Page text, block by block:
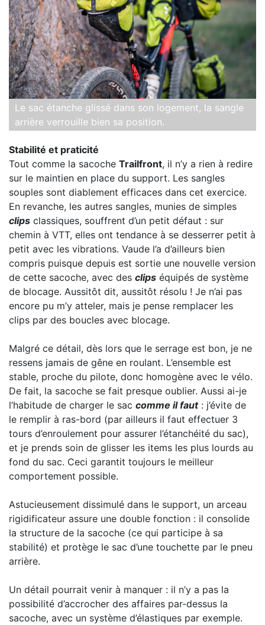
Le sac étanche glissé dans son logement, la sangle
arrière verrouille bien sa position.
Stabilité et praticité
Tout comme la sacoche Trailfront, il n’y a rien à redire
sur le maintien en place du support. Les sangles
souples sont diablement efficaces dans cet exercice.
En revanche, les autres sangles, munies de simples
clips classiques, souffrent d’un petit défaut : sur
chemin à VTT, elles ont tendance à se desserrer petit à
petit avec les vibrations. Vaude l’a d’ailleurs bien
compris puisque depuis est sortie une nouvelle version
de cette sacoche, avec des clips équipés de système
de blocage. Aussitôt dit, aussitôt résolu ! Je n’ai pas
encore pu m’y atteler, mais je pense remplacer les
clips par des boucles avec blocage.
Malgré ce détail, dès lors que le serrage est bon, je ne
ressens jamais de gêne en roulant. L’ensemble est
stable, proche du pilote, donc homogène avec le vélo.
De fait, la sacoche se fait presque oublier. Aussi ai-je
l’habitude de charger le sac comme il faut: j’évite de
le remplir à ras-bord (par ailleurs il faut effectuer 3
tours d’enroulement pour assurer l’étanchéité du sac),
et je prends soin de glisser les items les plus lourds au
fond du sac. Ceci garantit toujours le meilleur
comportement possible.
Astucieusement dissimulé dans le support, un arceau
rigidificateur assure une double fonction : il consolide
la structure de la sacoche (ce qui participe à sa
stabilité) et protège le sac d’une touchette par le pneu
arrière.
Un détail pourrait venir à manquer : il n’y a pas la
possibilité d’accrocher des affaires par-dessus la
sacoche, avec un système d’élastiques par exemple.